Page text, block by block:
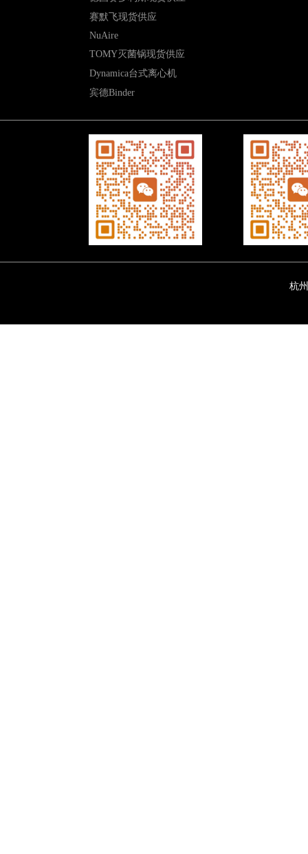
赛默飞现货供应
NuAire
TOMY灭菌锅现货供应
Dynamica台式离心机
宾德Binder
杭